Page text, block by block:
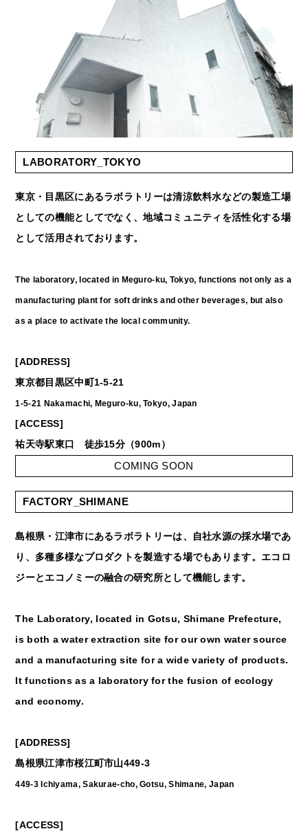
LABORATORY_TOKYO
東京・目黒区にあるラボラトリーは清涼飲料水などの製造工場
としての機能としてでなく、地域コミュニティを活性化する場
として活用されております。
The laboratory, located in Meguro-ku, Tokyo, functions not only as a
manufacturing plant for soft drinks and other beverages, but also
as a place to activate the local community.
[ADDRESS]
東京都目黒区中町1-5-21
1-5-21 Nakamachi, Meguro-ku, Tokyo, Japan
[ACCESS]
祐天寺駅東口 徒歩15分（900m）
COMING SOON
FACTORY_SHIMANE
島根県・江津市にあるラボラトリーは、自社水源の採水場であ
り、多種多様なプロダクトを製造する場でもあります。エコロ
ジーとエコノミーの融合の研究所として機能します。
The Laboratory, located in Gotsu, Shimane Prefecture,
is both a water extraction site for our own water source
and a manufacturing site for a wide variety of products.
It functions as a laboratory for the fusion of ecology
and economy.
[ADDRESS]
島根県江津市桜江町市山449-3
449-3 Ichiyama, Sakurae-cho, Gotsu, Shimane, Japan
[ACCESS]